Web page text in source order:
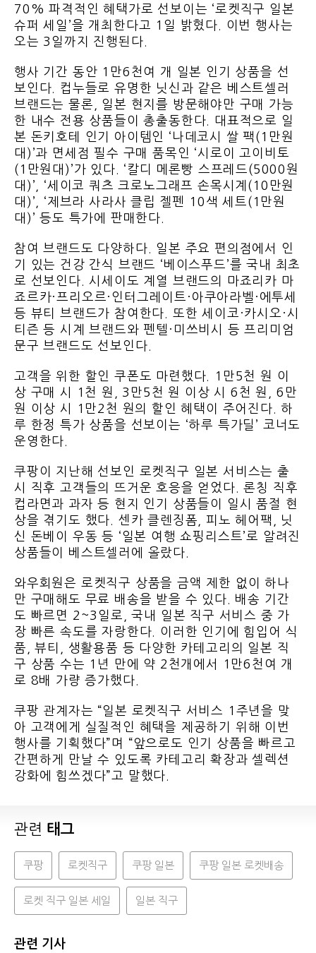
70% 파격적인 혜택가로 선보이는 ‘로켓직구 일본
슈퍼 세일’을 개최한다고 1일 밝혔다. 이번 행사는
오는 3일까지 진행된다.
행사 기간 동안 1만6천여 개 일본 인기 상품을 선
보인다. 컵누들로 유명한 닛신과 같은 베스트셀러
브랜드는 물론, 일본 현지를 방문해야만 구매 가능
한 내수 전용 상품들이 총출동한다. 대표적으로 일
본 돈키호테 인기 아이템인 ‘나데코시 쌀 팩(1만원
대)’과 면세점 필수 구매 품목인 ‘시로이 고이비토
(1만원대)’가 있다. ‘칼디 메론빵 스프레드(5000원
대)’, ‘세이코 쿼츠 크로노그래프 손목시계(10만원
대)’, ‘제브라 사라사 클립 젤펜 10색 세트(1만원
대)’ 등도 특가에 판매한다.
참여 브랜드도 다양하다. 일본 주요 편의점에서 인
기 있는 건강 간식 브랜드 ‘베이스푸드’를 국내 최초
로 선보인다. 시세이도 계열 브랜드의 마죠리카 마
죠르카·프리오르·인터그레이트·아쿠아라벨·에투세
등 뷰티 브랜드가 참여한다. 또한 세이코·카시오·시
티즌 등 시계 브랜드와 펜텔·미쓰비시 등 프리미엄
문구 브랜드도 선보인다.
고객을 위한 할인 쿠폰도 마련했다. 1만5천 원 이
상 구매 시 1천 원, 3만5천 원 이상 시 6천 원, 6만
원 이상 시 1만2천 원의 할인 혜택이 주어진다. 하
루 한정 특가 상품을 선보이는 ‘하루 특가딜’ 코너도
운영한다.
쿠팡이 지난해 선보인 로켓직구 일본 서비스는 출
시 직후 고객들의 뜨거운 호응을 얻었다. 론칭 직후
컵라면과 과자 등 현지 인기 상품들이 일시 품절 현
상을 겪기도 했다. 센카 클렌징폼, 피노 헤어팩, 닛
신 돈베이 우동 등 ‘일본 여행 쇼핑리스트’로 알려진
상품들이 베스트셀러에 올랐다.
와우회원은 로켓직구 상품을 금액 제한 없이 하나
만 구매해도 무료 배송을 받을 수 있다. 배송 기간
도 빠르면 2~3일로, 국내 일본 직구 서비스 중 가
장 빠른 속도를 자랑한다. 이러한 인기에 힘입어 식
품, 뷰티, 생활용품 등 다양한 카테고리의 일본 직
구 상품 수는 1년 만에 약 2천개에서 1만6천여 개
로 8배 가량 증가했다.
쿠팡 관계자는 “일본 로켓직구 서비스 1주년을 맞
아 고객에게 실질적인 혜택을 제공하기 위해 이번
행사를 기획했다”며 “앞으로도 인기 상품을 빠르고
간편하게 만날 수 있도록 카테고리 확장과 셀렉션
강화에 힘쓰겠다”고 말했다.
관련 태그
쿠팡 로켓직구 쿠팡 일본 쿠팡 일본 로켓배송
로켓 직구 일본 세일 일본 직구
관련 기사